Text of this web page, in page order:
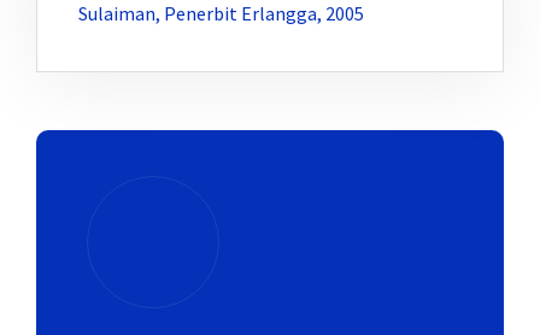
Sulaiman, Penerbit Erlangga, 2005